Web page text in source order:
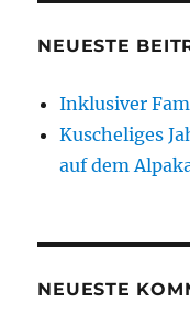
NEUESTE
Inklusiver
Kuscheliges
auf dem
NEUESTE